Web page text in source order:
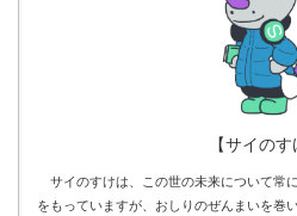
【サイのす
サイのすけは、この世の未来について常
をもっていますが、おしりのぜんまいを巻